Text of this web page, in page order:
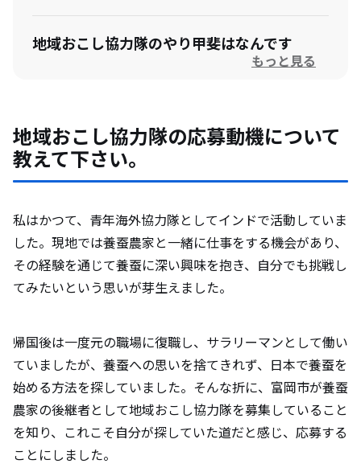
地域おこし協力隊のやり甲斐はなんです
とを教えて下さい。
い。
富岡市の住民と触れ合った際の印象と、裏
付けるエピソードについて教えて下さい。
富岡市の魅力について教えて下さい。（自
然やグルメ、オススメスポットなど）
移住を検討している方にメッセージをお願
いします。
もっと見る
地域おこし協力隊の応募動機について
教えて下さい。
私はかつて、青年海外協力隊としてインドで活動していま
した。現地では養蚕農家と一緒に仕事をする機会があり、
その経験を通じて養蚕に深い興味を抱き、自分でも挑戦し
てみたいという思いが芽生えました。
帰国後は一度元の職場に復職し、サラリーマンとして働い
ていましたが、養蚕への思いを捨てきれず、日本で養蚕を
始める方法を探していました。そんな折に、富岡市が養蚕
農家の後継者として地域おこし協力隊を募集していること
を知り、これこそ自分が探していた道だと感じ、応募する
ことにしました。